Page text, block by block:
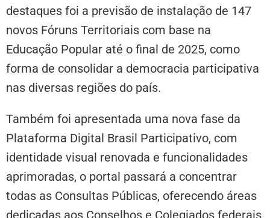
destaques foi a previsão de instalação de 147
novos Fóruns Territoriais com base na
Educação Popular até o final de 2025, como
forma de consolidar a democracia participativa
nas diversas regiões do país.
Também foi apresentada uma nova fase da
Plataforma Digital Brasil Participativo, com
identidade visual renovada e funcionalidades
aprimoradas, o portal passará a concentrar
todas as Consultas Públicas, oferecendo áreas
dedicadas aos Conselhos e Colegiados federais,